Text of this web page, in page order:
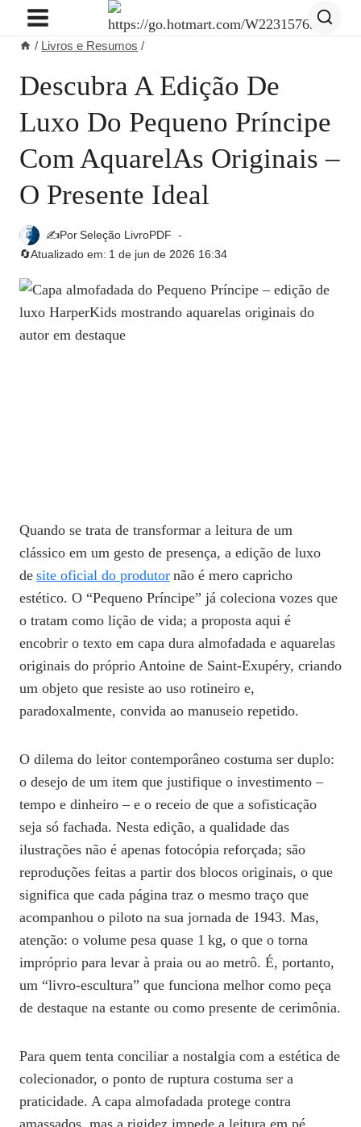
Pular
Conteúdo
/ Livros e Resumos /
Descubra A Edição De
Luxo Do Pequeno Príncipe
Com Aquarel​as Originais –
O Presente Ideal
✍️PorSeleção LivroPDF
🔄Atualizado em: 1 de jun de 2026 16:34
Quando se trata de transformar a leitura de um
clássico em um gesto de presença, a edição de luxo
de site oficial do produtor não é mero capricho
estético. O “Pequeno Príncipe” já coleciona vozes que
o tratam como lição de vida; a proposta aqui é
encobrir o texto em capa dura almofadada e aquarelas
originais do próprio Antoine de Saint‑Exupéry, criando
um objeto que resiste ao uso rotineiro e,
paradoxalmente, convida ao manuseio repetido.
O dilema do leitor contemporâneo costuma ser duplo:
o desejo de um item que justifique o investimento –
tempo e dinheiro – e o receio de que a sofisticação
seja só fachada. Nesta edição, a qualidade das
ilustrações não é apenas fotocópia reforçada; são
reproduções feitas a partir dos blocos originais, o que
significa que cada página traz o mesmo traço que
acompanhou o piloto na sua jornada de 1943. Mas,
atenção: o volume pesa quase 1 kg, o que o torna
impróprio para levar à praia ou ao metrô. É, portanto,
um “livro‑escultura” que funciona melhor como peça
de destaque na estante ou como presente de cerimônia.
Para quem tenta conciliar a nostalgia com a estética de
colecionador, o ponto de ruptura costuma ser a
praticidade. A capa almofadada protege contra